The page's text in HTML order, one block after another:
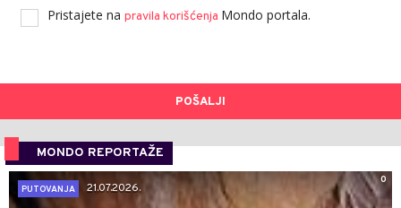
Pristajete na pravila korišćenja Mondo portala.
POŠALJI
MONDO REPORTAŽE
0
PUTOVANJA
21.07.2026.